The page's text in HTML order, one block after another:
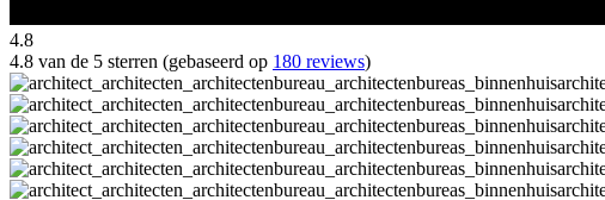
4.8
4.8 van de 5 sterren (gebaseerd op 180 reviews)